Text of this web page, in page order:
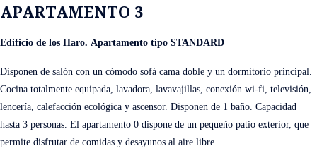
APARTAMENTO 3
Edificio de los Haro. Apartamento tipo STANDARD
Disponen de salón con un cómodo sofá cama doble y un dormitorio principal.
Cocina totalmente equipada, lavadora, lavavajillas, conexión wi-fi, televisión,
lencería, calefacción ecológica y ascensor. Disponen de 1 baño. Capacidad
hasta 3 personas. El apartamento 0 dispone de un pequeño patio exterior, que
permite disfrutar de comidas y desayunos al aire libre.